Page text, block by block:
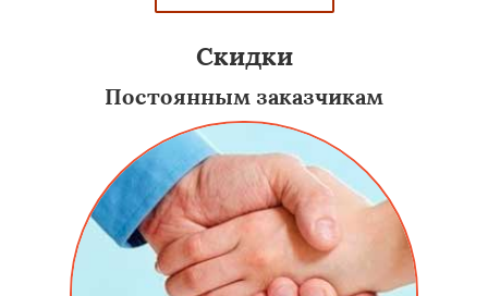
Скидки
Постоянным заказчикам